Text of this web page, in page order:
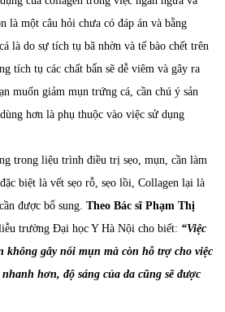
là một câu hỏi chưa có đáp án và bằng
là do sự tích tụ bã nhờn và tế bào chết trên
tích tụ các chất bẩn sẽ dễ viêm và gây ra
muốn giảm mụn trứng cá, cần chú ý sản
hơn là phụ thuộc vào việc sử dụng
trong liệu trình điều trị sẹo, mụn, cần làm
biệt là vết sẹo rỗ, sẹo lồi, Collagen lại là
được bổ sung. Theo Bác sĩ Phạm Thị
trường Đại học Y Hà Nội cho biết: “Việc
không gây nổi mụn mà còn hỗ trợ cho việc
hơn, độ sáng của da cũng sẽ được